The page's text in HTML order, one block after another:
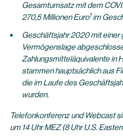
Gesamtumsatz mit dem
270,5 Millionen Euro1im
Geschäftsjahr 2020 mit einer
Vermögenslage
Zahlungsmitteläquivalente in
stammen hauptsächlich aus
die im Laufe des
wurden.
Telefonkonferenz und Webcast
um 14 Uhr MEZ (8 Uhr U.S.